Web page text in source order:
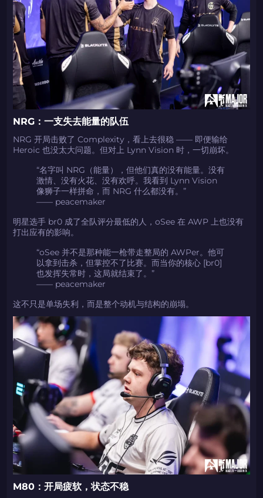
NRG：一支失去能量的队伍
NRG 开局击败了 Complexity，看上去很稳 —— 即便输给
Heroic 也没太大问题。但对上 Lynn Vision 时，一切崩坏。
“名字叫 NRG（能量），但他们真的没有能量。没有
激情、没有火花、没有欢呼。我看到 Lynn Vision
像狮子一样拼命，而 NRG 什么都没有。”
—— peacemaker
明星选手 br0 成了全队评分最低的人，oSee 在 AWP 上也没有
打出应有的影响。
“oSee 并不是那种能一枪带走整局的 AWPer。他可
以拿到击杀，但掌控不了比赛。而当你的核心 [br0]
也发挥失常时，这局就结束了。”
—— peacemaker
这不只是单场失利，而是整个动机与结构的崩塌。
M80：开局疲软，状态不稳